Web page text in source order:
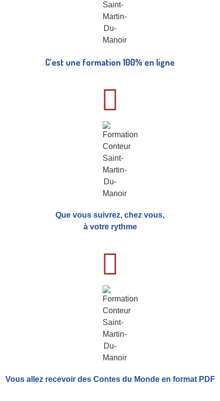
C’est une formation 100% en ligne
Que vous suivrez, chez vous,
à votre rythme
Vous allez recevoir des Contes du Monde en format PDF